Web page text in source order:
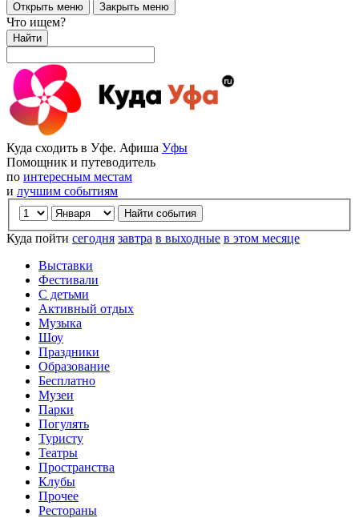
Открыть меню Закрыть меню
Что ищем?
Найти
Куда сходить в Уфе. Афиша Уфы
Помощник и путеводитель
по интересным местам
и лучшим событиям
Куда пойти сегодня завтра в выходные в этом месяце
Выставки
Фестивали
С детьми
Активный отдых
Музыка
Шоу
Праздники
Образование
Бесплатно
Музеи
Парки
Погулять
Туристу
Театры
Пространства
Клубы
Прочее
Рестораны